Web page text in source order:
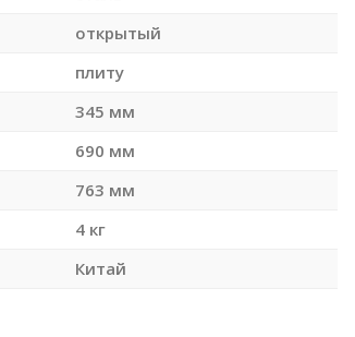
открытый
плиту
345 мм
690 мм
763 мм
4 кг
Китай